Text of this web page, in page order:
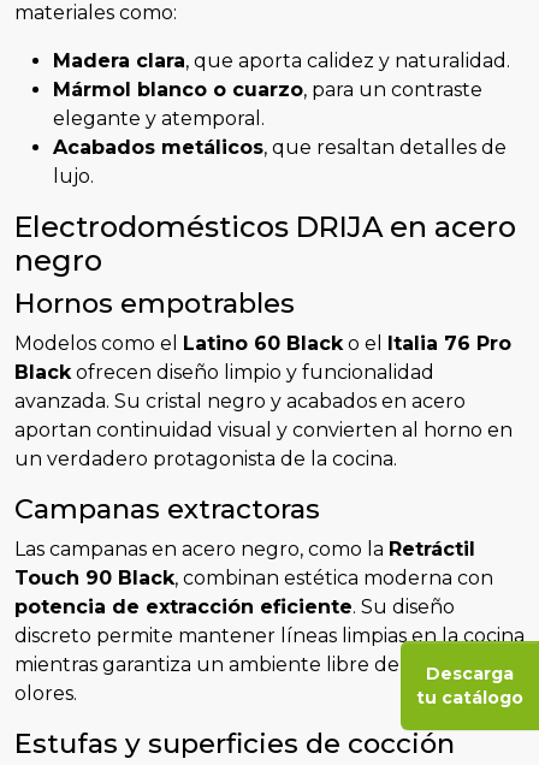
Descarga
tu catálogo
materiales como:
Madera clara, que aporta calidez y naturalidad.
Mármol blanco o cuarzo, para un contraste
elegante y atemporal.
Acabados metálicos, que resaltan detalles de
lujo.
Electrodomésticos DRIJA en acero
negro
Hornos empotrables
Modelos como el Latino 60 Blacko el
Italia 76 Pro
Blackofrecen diseño limpio y funcionalidad
avanzada. Su cristal negro y acabados en acero
aportan continuidad visual y convierten al horno en
un verdadero protagonista de la cocina.
Campanas extractoras
Las campanas en acero negro, como la Retráctil
Touch 90 Black, combinan estética moderna con
potencia de extracción eficiente. Su diseño
discreto permite mantener líneas limpias en la cocina
mientras garantiza un ambiente libre de humo y
olores.
Estufas y superficies de cocción